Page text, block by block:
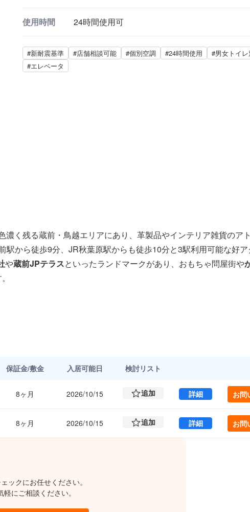
使用時間 24時間使用可
#新耐震基準 #店舗相談可能 #個別空調 #24時間使用
#男女トイレ
#エレベータ
く残る蔵前・鳥越エリアにあり、革製品やインテリア雑貨のア
駅から徒歩9分、JR秋葉原駅からも徒歩10分と3駅利用可能な好ア
や蔵前JPテラスといったランドマークがあり、おもちゃ問屋街や
保証金/敷金 入居可能日 検討リスト
8ヶ月 2026/10/15 追加 詳細鳥越ミハマビ
お問
8ヶ月 2026/10/15 追加 詳細鳥越ミハマビ
お問
ックにお任せください。
にご相談ください。